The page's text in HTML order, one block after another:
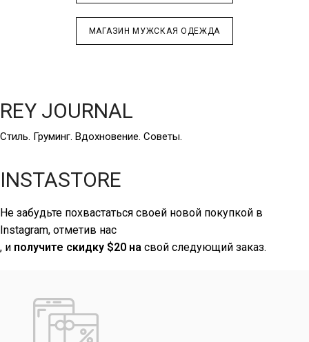
МАГАЗИН МУЖСКАЯ ОДЕЖДА
REY JOURNAL
Стиль. Груминг. Вдохновение. Советы.
INSTASTORE
Не забудьте похвастаться своей новой покупкой в
Instagram, отметив нас
, и получите скидку $20 на свой следующий заказ.